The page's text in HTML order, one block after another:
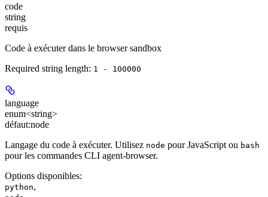
code
string
requis
Code à exécuter dans le browser sandbox
Required string length: 1 - 100000
language
enum<string>
défaut:node
Langage du code à exécuter. Utilisez node pour JavaScript ou bash
pour les commandes CLI agent-browser.
Options disponibles:
python,